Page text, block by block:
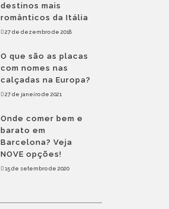
destinos mais
românticos da Itália
27 de dezembro de 2018
O que são as placas
com nomes nas
calçadas na Europa?
27 de janeiro de 2021
Onde comer bem e
barato em
Barcelona? Veja
NOVE opções!
15 de setembro de 2020